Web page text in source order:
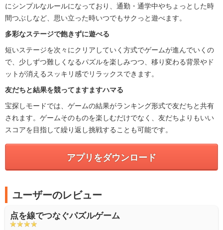
にシンプルなルールになっており、通勤・通学中やちょっとした時
間つぶしなど、思い立った時いつでもサクっと遊べます。
多彩なステージで飽きずに遊べる
短いステージを次々にクリアしていく方式でゲームが進んでいくの
で、少しずつ難しくなるパズルを楽しみつつ、移り変わる背景やド
ットが消えるスッキリ感でリラックスできます。
友だちと結果を競ってますますハマる
宝探しモードでは、ゲームの結果がランキング形式で友だちと共有
されます。ゲームそのものを楽しむだけでなく、友だちよりもいい
スコアを目指して繰り返し挑戦することも可能です。
アプリをダウンロード
ユーザーのレビュー
点を線でつなぐパズルゲーム